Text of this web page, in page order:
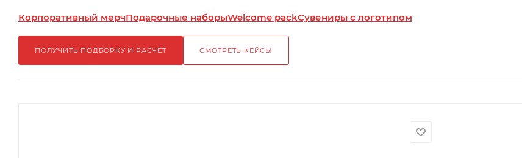
Корпоративный мерчПодарочные наборыWelcome packСувениры с логотипом
ПОЛУЧИТЬ ПОДБОРКУ И РАСЧЁТ СМОТРЕТЬ КЕЙСЫ